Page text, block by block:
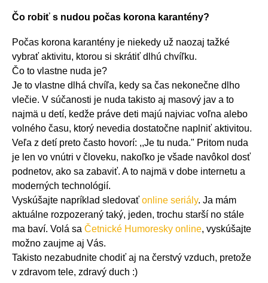
Čo robiť s nudou počas korona karantény?
Počas korona karantény je niekedy už naozaj tažké
vybrať aktivitu, ktorou si skrátiť dlhú chvíľku.
Čo to vlastne nuda je?
Je to vlastne dlhá chvíľa, kedy sa čas nekonečne dlho
vlečie. V súčanosti je nuda takisto aj masový jav a to
najmä u detí, kedže práve deti majú najviac voľna alebo
volného času, ktorý nevedia dostatočne naplniť aktivitou.
Veľa z detí preto často hovorí: ,,Je tu nuda." Pritom nuda
je len vo vnútri v človeku, nakoľko je všade navôkol dosť
podnetov, ako sa zabaviť. A to najmä v dobe internetu a
moderných technológií.
Vyskúšajte napríklad sledovať online seriály. Ja mám
aktuálne rozpozeraný taký, jeden, trochu starší no stále
ma baví. Volá sa Četnické Humoresky online, vyskúšajte
možno zaujme aj Vás.
Takisto nezabudnite chodiť aj na čerstvý vzduch, pretože
v zdravom tele, zdravý duch :)